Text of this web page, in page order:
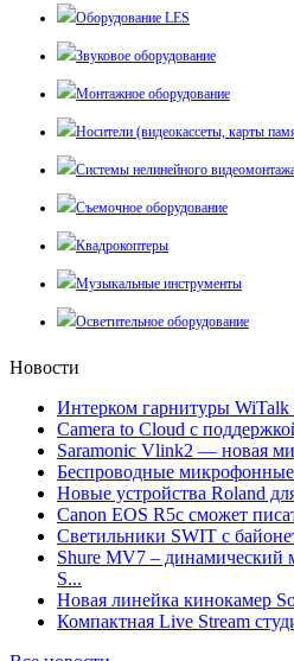
Оборудование LES
Звуковое оборудование
Монтажное оборудование
Носители (видеокассеты, карты
Системы нелинейного
Съемочное оборудование
Квадрокоптеры
Музыкальные инструменты
Осветительное оборудование
Новости
Интерком гарнитуры WiTalk
Camera to Cloud с
Saramonic Vlink2 — новая
Беспроводные
Новые устройства Roland
Canon EOS R5c сможет
Светильники SWIT с
Shure MV7 –
S...
Новая линейка кинокамер
Компактная Live Stream